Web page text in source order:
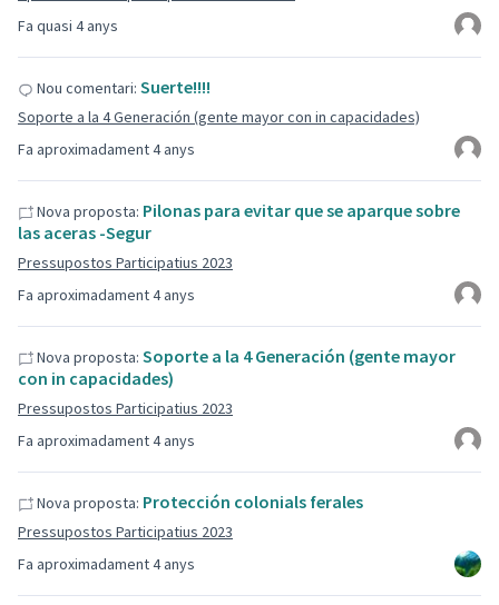
Fa quasi 4 anys
Fa aproximadament 4 anys
Nou comentari: Suerte!!!!
Soporte a la 4 Generación (gente mayor con in capacidades)
Fa aproximadament 4 anys
Nova proposta: Pilonas para evitar que se aparque sobre
las aceras -Segur
Pressupostos Participatius 2023
Fa aproximadament 4 anys
Nova proposta: Soporte a la 4 Generación (gente mayor
con in capacidades)
Pressupostos Participatius 2023
Fa aproximadament 4 anys
Nova proposta: Protección colonials ferales
Pressupostos Participatius 2023